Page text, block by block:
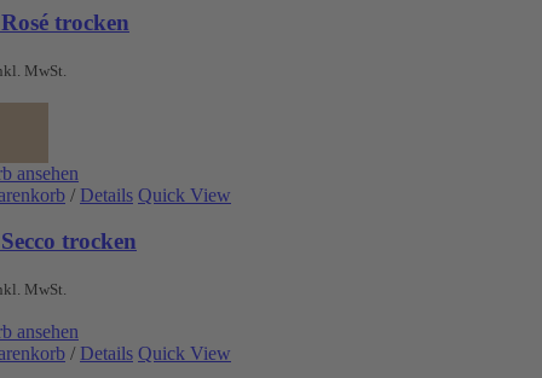
trocken
MwSt.
ansehen
/ Details Quick View
trocken
MwSt.
ansehen
/ Details Quick View